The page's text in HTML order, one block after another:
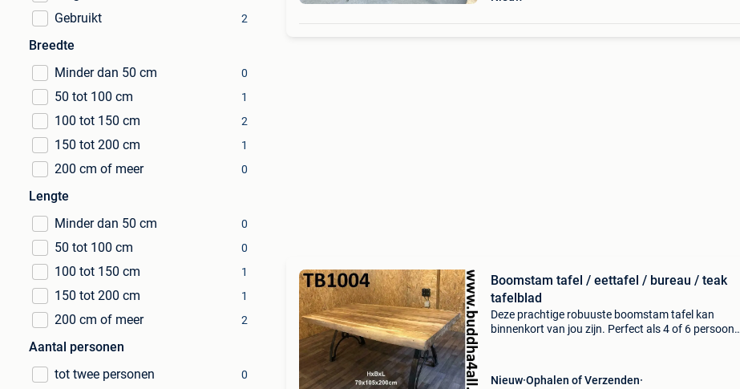
Gebruikt 2
Breedte
Minder dan 50 cm
0
50 tot 100 cm 1
100 tot 150 cm 2
150 tot 200 cm 1
200 cm of meer 0
Lengte
Minder dan 50 cm
0
50 tot 100 cm 0
100 tot 150 cm 1
150 tot 200 cm 1
200 cm of meer 2
Aantal personen
tot twee personen
0
Boomstam tafel / eettafel / bureau / teak
tafelblad
Deze prachtige robuuste boomstam tafel kan
binnenkort van jou zijn. Perfect als 4 of 6 persoons
Nieuw Ophalen of Verzenden